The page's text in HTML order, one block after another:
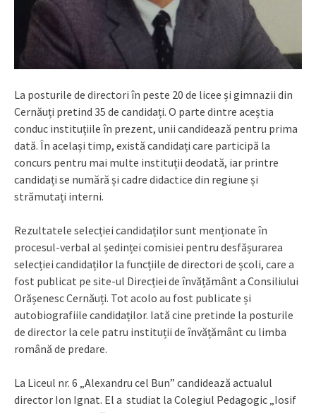
La posturile de directori în peste 20 de licee și gimnazii din
Cernăuți pretind 35 de candidați. O parte dintre aceștia
conduc instituțiile în prezent, unii candidează pentru prima
dată. În același timp, există candidați care participă la
concurs pentru mai multe instituții deodată, iar printre
candidați se numără și cadre didactice din regiune și
strămutați interni.
Rezultatele selecției candidaților sunt menționate în
procesul-verbal al ședinței comisiei pentru desfășurarea
selecției candidaților la funcțiile de directori de școli, care a
fost publicat pe site-ul Direcției de învățământ a Consiliului
Orășenesc Cernăuți. Tot acolo au fost publicate și
autobiografiile candidaților. Iată cine pretinde la posturile
de director la cele patru instituții de învățământ cu limba
română de predare.
La Liceul nr. 6 „Alexandru cel Bun” candidează actualul
director Ion Ignat. El a studiat la Colegiul Pedagogic „Iosif